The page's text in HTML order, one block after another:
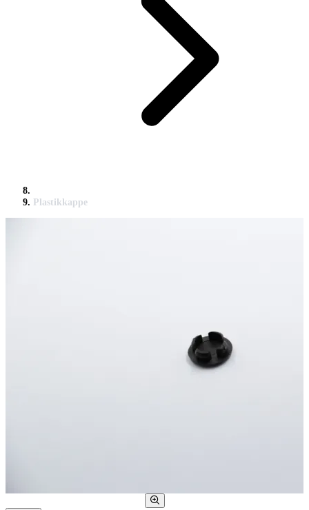
Plastikkappe